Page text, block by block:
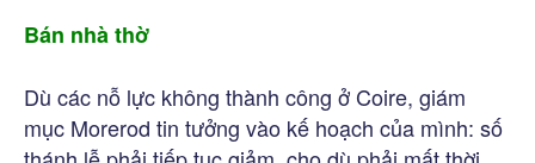
Bán nhà thờ
Dù các nỗ lực không thành công ở Coire, giám
mục Morerod tin tưởng vào kế hoạch của mình: số